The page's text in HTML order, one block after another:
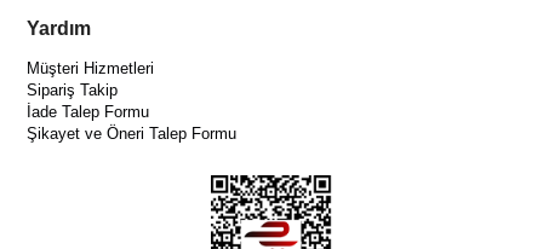
Yardım
Müşteri Hizmetleri
Sipariş Takip
İade Talep Formu
Şikayet ve Öneri Talep Formu